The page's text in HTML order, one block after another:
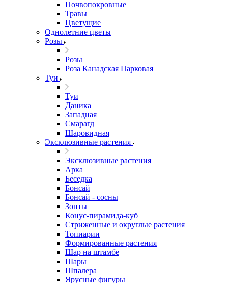
Почвопокровные
Травы
Цветущие
Однолетние цветы
Розы
Розы
Роза Канадская Парковая
Туи
Туи
Даника
Западная
Смарагд
Шаровидная
Эксклюзивные растения
Эксклюзивные растения
Арка
Беседка
Бонсай
Бонсай - сосны
Зонты
Конус-пирамида-куб
Стриженные и округлые растения
Топиарии
Формированные растения
Шар на штамбе
Шары
Шпалера
Ярусные фигуры